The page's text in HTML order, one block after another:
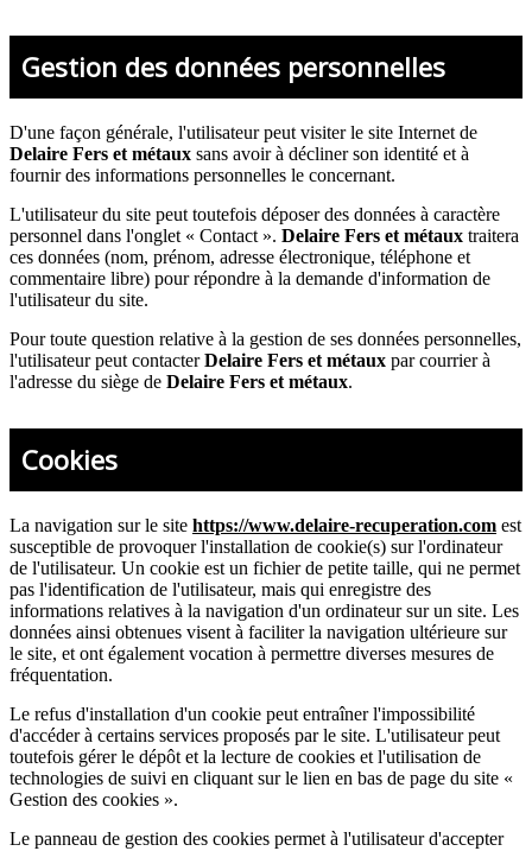
Gestion des données personnelles
D'une façon générale, l'utilisateur peut visiter le site Internet de
Delaire Fers et métaux sans avoir à décliner son identité et à
fournir des informations personnelles le concernant.
L'utilisateur du site peut toutefois déposer des données à caractère
personnel dans l'onglet « Contact ». Delaire Fers et métaux traitera
ces données (nom, prénom, adresse électronique, téléphone et
commentaire libre) pour répondre à la demande d'information de
l'utilisateur du site.
Pour toute question relative à la gestion de ses données personnelles,
l'utilisateur peut contacterDelaire Fers et métaux par courrier à
l'adresse du siège de Delaire Fers et métaux.
Cookies
La navigation sur le site https://www.delaire-recuperation.com est
susceptible de provoquer l'installation de cookie(s) sur l'ordinateur
de l'utilisateur. Un cookie est un fichier de petite taille, qui ne permet
pas l'identification de l'utilisateur, mais qui enregistre des
informations relatives à la navigation d'un ordinateur sur un site. Les
données ainsi obtenues visent à faciliter la navigation ultérieure sur
le site, et ont également vocation à permettre diverses mesures de
fréquentation.
Le refus d'installation d'un cookie peut entraîner l'impossibilité
d'accéder à certains services proposés par le site. L'utilisateur peut
toutefois gérer le dépôt et la lecture de cookies et l'utilisation de
technologies de suivi en cliquant sur le lien en bas de page du site «
Gestion des cookies ».
Le panneau de gestion des cookies permet à l'utilisateur d'accepter